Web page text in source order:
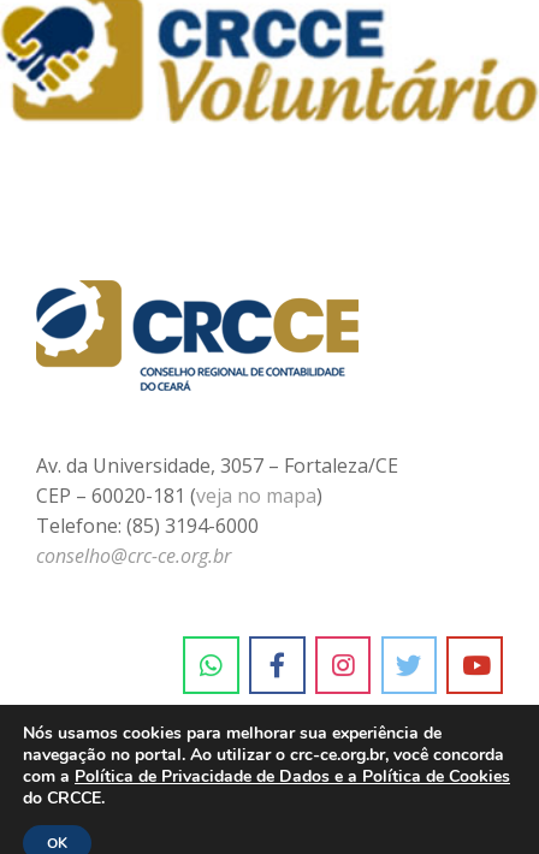
Av. da Universidade, 3057 – Fortaleza/CE
CEP – 60020-181 (veja no mapa)
Telefone: (85) 3194-6000
conselho@crc-ce.org.br
Nós usamos cookies para melhorar sua experiência de
navegação no portal. Ao utilizar o crc-ce.org.br, você concorda
com a Política de Privacidade de Dados e a Política de Cookies
do CRCCE.
OK